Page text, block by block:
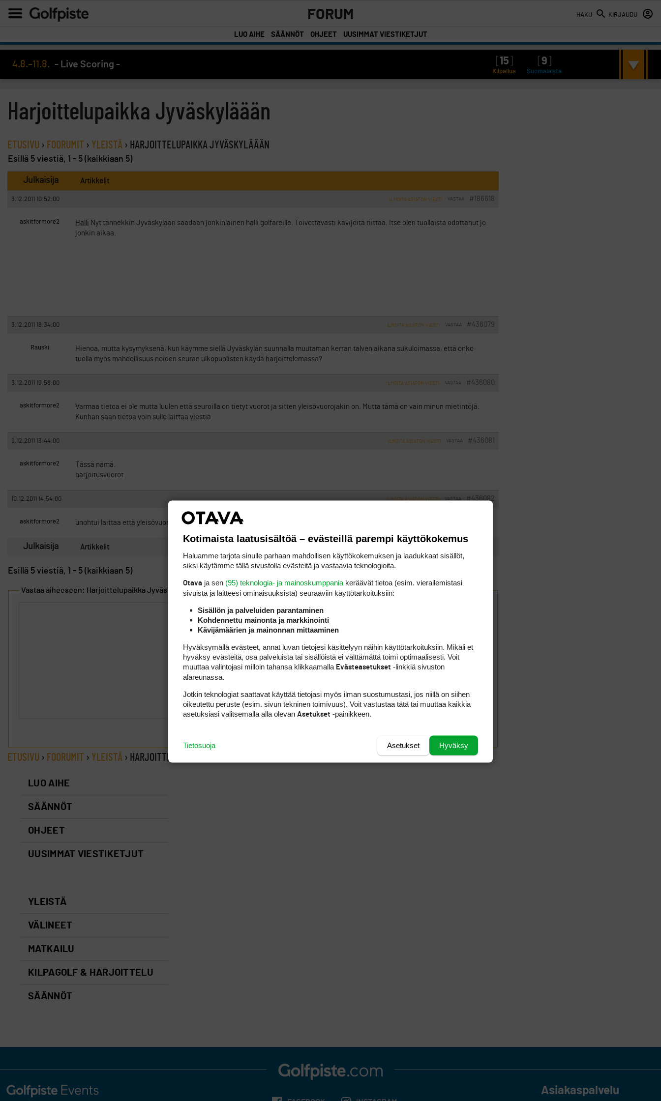
HAKU KIRJAUDU
FORUM
LUO AIHE SÄÄNNÖT OHJEET UUSIMMAT VIESTIKETJUT
4.8.–11.8. - Live Scoring - 15 9
Kilpailua Suomalaista
Harjoittelupaikka Jyväskyläään
ETUSIVU › FOORUMIT › YLEISTÄ › HARJOITTELUPAIKKA JYVÄSKYLÄÄÄN
Esillä 5 viestiä, 1 - 5 (kaikkiaan 5)
Julkaisija Artikkelit
3.12.2011 10:52:00 #186618
VASTAA
ILMOITA ASIATON VIESTI
askitformore2 Halli Nyt tännekkin Jyväskylään saadaan jonkinlainen halli golfareille. Toivottavasti kävijöitä riittää. Itse olen tuollaista odottanut jo
jonkin aikaa.
3.12.2011 18:34:00 #436079
VASTAA
ILMOITA ASIATON VIESTI
Rauski
Hienoa, mutta kysymyksenä, kun käymme siellä Jyväskylän suunnalla muutaman kerran talven aikana sukuloimassa, että onko
tuolla myös mahdollisuus noiden seuran ulkopuolisten käydä harjoittelemassa?
3.12.2011 19:58:00 #436080
VASTAA
ILMOITA ASIATON VIESTI
askitformore2
Varmaa tietoa ei ole mutta luulen että seuroilla on tietyt vuorot ja sitten yleisövuorojakin on. Mutta tämä on vain minun mietintöjä.
Kunhan saan tietoa voin sulle laittaa viestiä.
9.12.2011 13:44:00 #436081
VASTAA
ILMOITA ASIATON VIESTI
askitformore2
Tässä nämä.
harjoitusvuorot
10.12.2011 14:54:00 #436082
VASTAA
ILMOITA ASIATON VIESTI
askitformore2 unohtui laittaa että yleisövuorolla saa kuka vaan käydä.
Julkaisija Artikkelit
Esillä 5 viestiä, 1 - 5 (kaikkiaan 5)
Vastaa aiheeseen: Harjoittelupaikka Jyväskyläään
LÄHETÄ
ETUSIVU › FOORUMIT › YLEISTÄ › HARJOITTELUPAIKKA JYVÄSKYLÄÄÄN
LUO AIHE
SÄÄNNÖT
OHJEET
UUSIMMAT VIESTIKETJUT
YLEISTÄ
VÄLINEET
MATKAILU
KILPAGOLF & HARJOITTELU
SÄÄNNÖT
Asiakaspalvelu
Kotimaista laatusisältöä – evästeillä parempi käyttökokemus
Haluamme tarjota sinulle parhaan mahdollisen käyttökokemuksen ja laadukkaat sisällöt,
siksi käytämme tällä sivustolla evästeitä ja vastaavia teknologioita.
Otava ja sen (95) teknologia- ja mainoskumppania keräävät tietoa (esim. vierailemis­tasi
sivuista ja laitteesi ominaisuuk­sista) seuraaviin käyttötarkoituksiin:
Sisällön ja palveluiden parantaminen
Kohdennettu mainonta ja markkinointi
Kävijämäärien ja mainonnan mittaaminen
Hyväksymällä evästeet, annat luvan tietojesi käsittelyyn näihin käyttötarkoituksiin. Mikäli et
hyväksy evästeitä, osa palveluista tai sisällöistä ei välttämättä toimi optimaalisesti. Voit
muuttaa valintojasi milloin tahansa klikkaamalla Evästeasetukset -linkkiä sivuston
alareunassa.
Jotkin teknologiat saattavat käyttää tietojasi myös ilman suostumustasi, jos niillä on siihen
oikeutettu peruste (esim. sivun tekninen toimivuus). Voit vastustaa tätä tai muuttaa kaikkia
asetuksiasi valitsemalla alla olevan Asetukset -painikkeen.
Hyväksy
Asetukset
Tietosuoja